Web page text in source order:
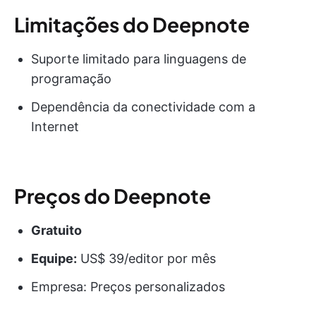
Limitações do Deepnote
Suporte limitado para linguagens de
programação
Dependência da conectividade com a
Internet
Preços do Deepnote
Gratuito
Equipe: US$ 39/editor por mês
Empresa: Preços personalizados